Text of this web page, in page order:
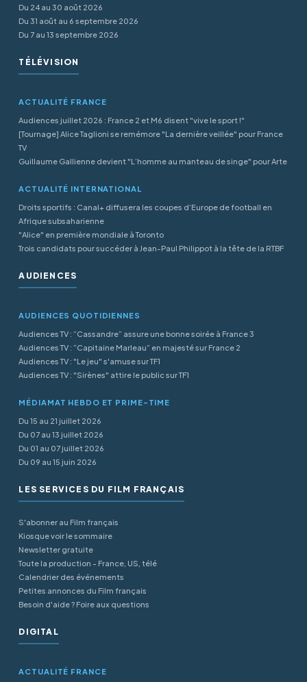
Du 24 au 30 août 2026
Du 31 août au 6 septembre 2026
Du 7 au 13 septembre 2026
TÉLÉVISION
ACTUALITÉ FRANCE
Audiences juillet 2026 : France 2 et M6 disent "vive le sport !"
[Tournage] Alice Taglioni se remémore "La dernière veillée" pour France
TV
Guillaume Gallienne devient "L’homme au manteau de singe" pour Arte
ACTUALITÉ INTERNATIONAL
Droits sportifs : Canal+ diffusera les coupes d’Europe de football en
Afrique subsaharienne
"Alice" en première mondiale à Toronto
Trois candidats pour succéder à Jean-Paul Philippot à la tête de la RTBF
AUDIENCES
AUDIENCES QUOTIDIENNES
Audiences TV : “Cassandre” assure une bonne soirée à France 3
Audiences TV : “Capitaine Marleau” en majesté sur France 2
Audiences TV : "Le jeu" s'amuse sur TF1
Audiences TV : "Sirènes" attire le public sur TF1
MÉDIAMAT HEBDO ET PRIME-TIME
Du 15 au 21 juillet 2026
Du 07 au 13 juillet 2026
Du 01 au 07 juillet 2026
Du 09 au 15 juin 2026
LES SERVICES DU FILM FRANÇAIS
S'abonner au Film français
Kiosque voir le sommaire
Newsletter gratuite
Toute la production - France, US, télé
Calendrier des événements
Petites annonces du Film français
Besoin d'aide ? Foire aux questions
DIGITAL
ACTUALITÉ FRANCE